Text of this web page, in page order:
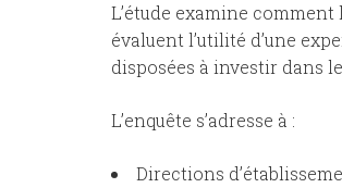
L’étude examine
évaluent l’utilité d’une
disposées à investir dans
L’enquête s’adresse à :
Directions